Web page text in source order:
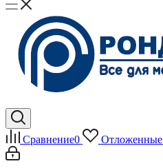
Сравнение0 Отложенные